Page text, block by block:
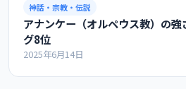
神話・宗教・伝説
アナンケー（オルペウス教）の
グ8位
2025年6月14日